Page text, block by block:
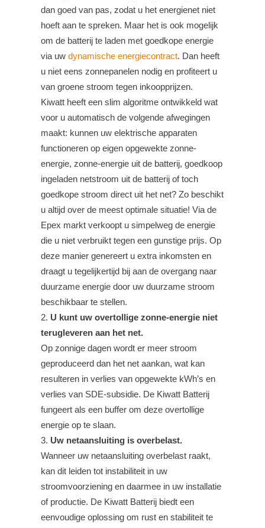
dan goed van pas, zodat u het energienet niet
hoeft aan te spreken. Maar het is ook mogelijk
om de batterij te laden met goedkope energie
via uw dynamische energiecontract. Dan heeft
u niet eens zonnepanelen nodig en profiteert u
van groene stroom tegen inkoopprijzen.
Kiwatt heeft een slim algoritme ontwikkeld wat
voor u automatisch de volgende afwegingen
maakt: kunnen uw elektrische apparaten
functioneren op eigen opgewekte zonne-
energie, zonne-energie uit de batterij, goedkoop
ingeladen netstroom uit de batterij of toch
goedkope stroom direct uit het net? Zo beschikt
u altijd over de meest optimale situatie! Via de
Epex markt verkoopt u simpelweg de energie
die u niet verbruikt tegen een gunstige prijs. Op
deze manier genereert u extra inkomsten en
draagt u tegelijkertijd bij aan de overgang naar
duurzame energie door uw duurzame stroom
beschikbaar te stellen.
U kunt uw overtollige zonne-energie niet
terugleveren aan het net.
Op zonnige dagen wordt er meer stroom
geproduceerd dan het net aankan, wat kan
resulteren in verlies van opgewekte kWh’s en
verlies van SDE-subsidie. De Kiwatt Batterij
fungeert als een buffer om deze overtollige
energie op te slaan.
Uw netaansluiting is overbelast.
Wanneer uw netaansluiting overbelast raakt,
kan dit leiden tot instabiliteit in uw
stroomvoorziening en daarmee in uw installatie
of productie. De Kiwatt Batterij biedt een
eenvoudige oplossing om rust en stabiliteit te